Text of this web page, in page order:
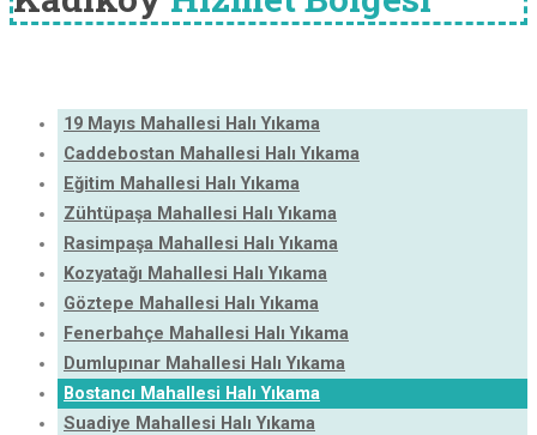
19 Mayıs Mahallesi Halı Yıkama
Caddebostan Mahallesi Halı Yıkama
Eğitim Mahallesi Halı Yıkama
Zühtüpaşa Mahallesi Halı Yıkama
Rasimpaşa Mahallesi Halı Yıkama
Kozyatağı Mahallesi Halı Yıkama
Göztepe Mahallesi Halı Yıkama
Fenerbahçe Mahallesi Halı Yıkama
Dumlupınar Mahallesi Halı Yıkama
Bostancı Mahallesi Halı Yıkama
Suadiye Mahallesi Halı Yıkama